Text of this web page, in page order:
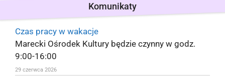
Komunikaty
Czas pracy w wakacje
Marecki Ośrodek Kultury będzie czynny w godz.
9:00-16:00
29 czerwca 2026